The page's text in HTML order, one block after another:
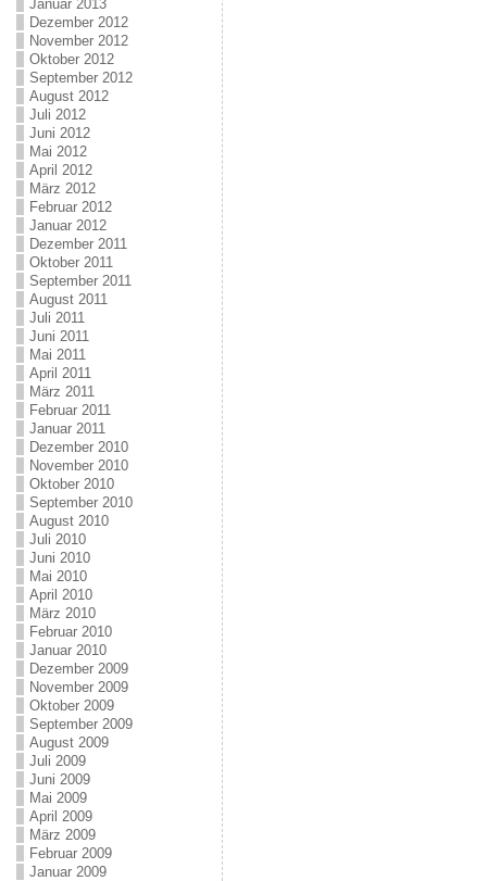
Januar 2013
Dezember 2012
November 2012
Oktober 2012
September 2012
August 2012
Juli 2012
Juni 2012
Mai 2012
April 2012
März 2012
Februar 2012
Januar 2012
Dezember 2011
Oktober 2011
September 2011
August 2011
Juli 2011
Juni 2011
Mai 2011
April 2011
März 2011
Februar 2011
Januar 2011
Dezember 2010
November 2010
Oktober 2010
September 2010
August 2010
Juli 2010
Juni 2010
Mai 2010
April 2010
März 2010
Februar 2010
Januar 2010
Dezember 2009
November 2009
Oktober 2009
September 2009
August 2009
Juli 2009
Juni 2009
Mai 2009
April 2009
März 2009
Februar 2009
Januar 2009